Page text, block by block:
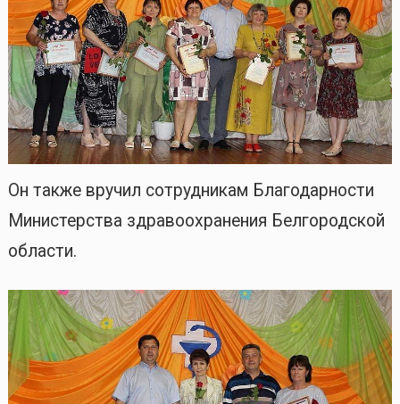
Он также вручил сотрудникам Благодарности
Министерства здравоохранения Белгородской
области.